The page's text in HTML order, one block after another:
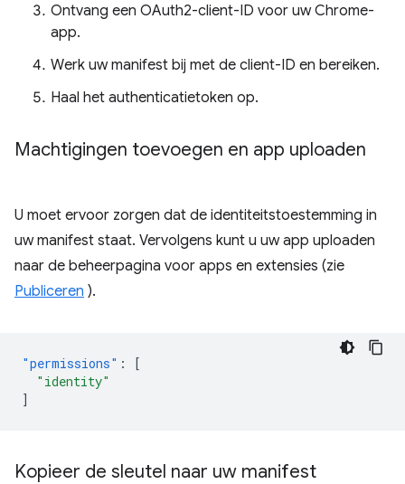
Ontvang een OAuth2-client-ID voor uw Chrome-
app.
Werk uw manifest bij met de client-ID en bereiken.
Haal het authenticatietoken op.
Machtigingen toevoegen en app uploaden
U moet ervoor zorgen dat de identiteitstoestemming in
uw manifest staat. Vervolgens kunt u uw app uploaden
naar de beheerpagina voor apps en extensies (zie
Publiceren ).
"permissions" :
[
"identity"
]
Kopieer de sleutel naar uw manifest